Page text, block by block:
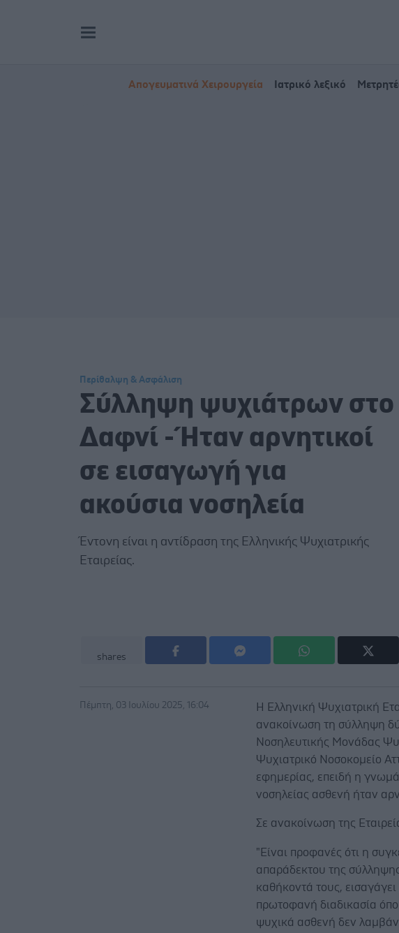
Απογευματινά Χειρουργεία Ιατρικό λεξικό
Περίθαλψη & Ασφάλιση
Σύλληψη ψυχιάτρων στο
Δαφνί - Ήταν αρνητικοί
σε εισαγωγή για
ακούσια νοσηλεία
Έντονη είναι η αντίδραση της Ελληνικής Ψυχιατρικής
Εταιρείας.
shares
Πέμπτη, 03 Ιουλίου 2025, 16:04
Η Ελληνική Ψυχιατρική
ανακοίνωση τη σύλληψη
Νοσηλευτικής Μονάδας
Ψυχιατρικό Νοσοκομείο
εφημερίας, επειδή η
νοσηλείας ασθενή ήταν
Σε ανακοίνωση της
"Είναι προφανές ότι η
απαράδεκτου της
καθήκοντά τους,
πρωτοφανή διαδικασία
ψυχικά ασθενή δεν